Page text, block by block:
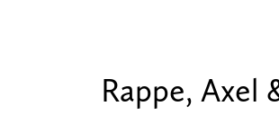
Rappe, Axel